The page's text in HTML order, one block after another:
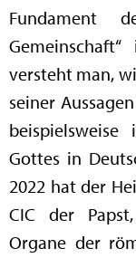
Fundament
versteht man,
seiner
Gottes in
2022 hat der
CIC der
Organe der